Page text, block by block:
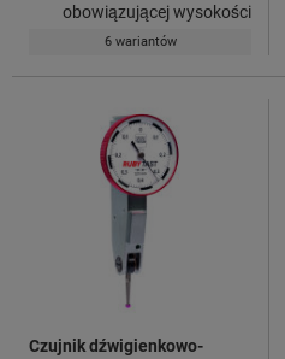
obowiązującej wysokości
6 wariantów
Czujnik dźwigienkowo-